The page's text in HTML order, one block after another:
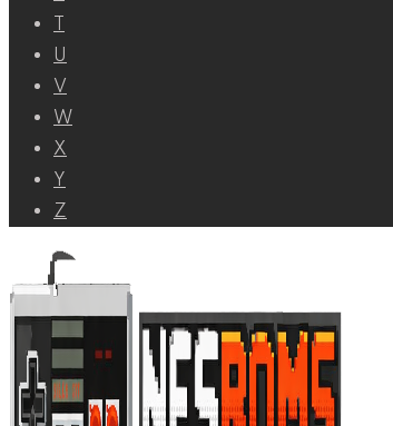
U
V
W
X
Y
Z